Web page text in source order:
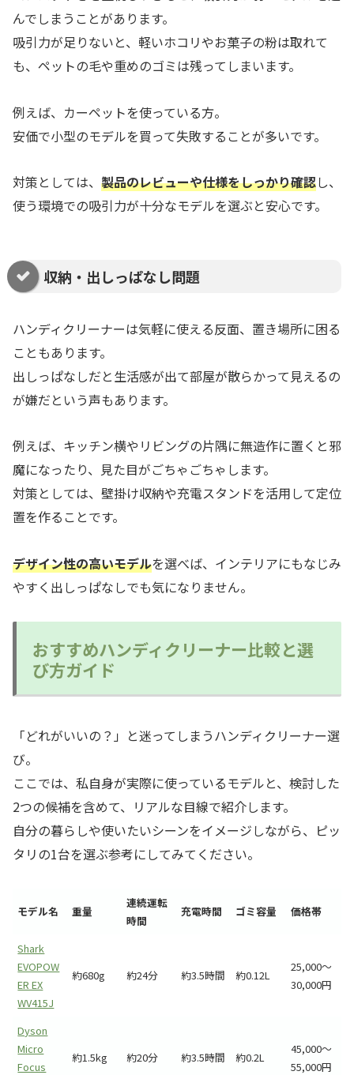
んでしまうことがあります。
吸引力が足りないと、軽いホコリやお菓子の粉は取れて
も、ペットの毛や重めのゴミは残ってしまいます。
例えば、カーペットを使っている方。
安価で小型のモデルを買って失敗することが多いです。
対策としては、 製品のレビューや仕様をしっかり確認し、
使う環境での吸引力が十分なモデルを選ぶと安心です。
収納・出しっぱなし問題
ハンディクリーナーは気軽に使える反面、置き場所に困る
こともあります。
出しっぱなしだと生活感が出て部屋が散らかって見えるの
が嫌だという声もあります。
例えば、キッチン横やリビングの片隅に無造作に置くと邪
魔になったり、見た目がごちゃごちゃします。
対策としては、壁掛け収納や充電スタンドを活用して定位
置を作ることです。
デザイン性の高いモデルを選べば、インテリアにもなじみ
やすく出しっぱなしでも気になりません。
おすすめハンディクリーナー比較と選
び方ガイド
「どれがいいの？」と迷ってしまうハンディクリーナー選
び。
ここでは、私自身が実際に使っているモデルと、検討した
2つの候補を含めて、リアルな目線で紹介します。
自分の暮らしや使いたいシーンをイメージしながら、ピッ
タリの1台を選ぶ参考にしてみてください。
モデル名 重量
連続運転
時間
充電時間 ゴミ容量 価格帯
Shark
EVOPOW
ER EX
WV415J
約680g 約24分 約3.5時間 約0.12L
25,000〜
30,000円
Dyson
Micro
Focus
約1.5kg 約20分 約3.5時間 約0.2L
45,000〜
55,000円